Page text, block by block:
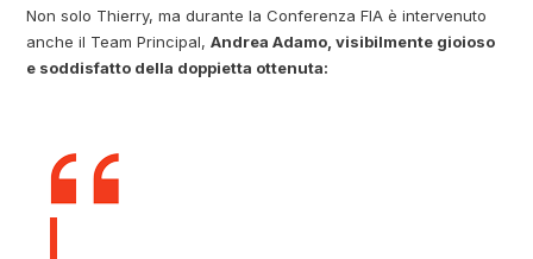
Non solo Thierry, ma durante la Conferenza FIA è intervenuto
anche il Team Principal,Andrea Adamo, visibilmente gioioso
e soddisfatto della doppietta ottenuta: